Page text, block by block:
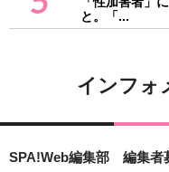
と。「...
インフォ
SPA!Web編集部 編集者